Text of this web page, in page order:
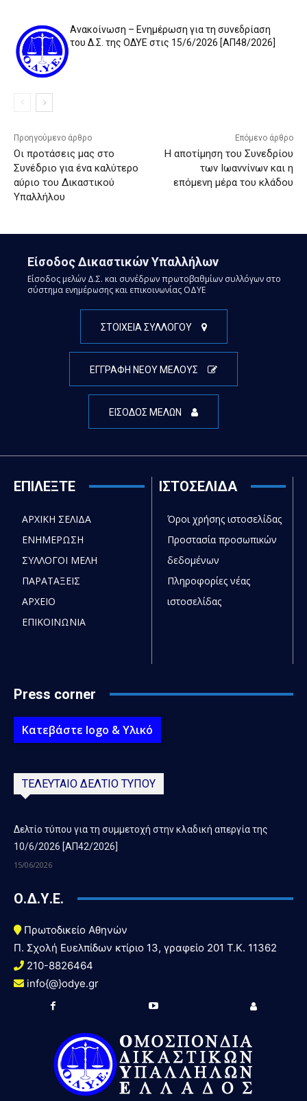
Ανακοίνωση – Ενημέρωση για τη συνεδρίαση
του Δ.Σ. της ΟΔΥΕ στις 15/6/2026 [ΑΠ48/2026]
Προηγούμενο άρθρο
Οι προτάσεις μας στο
Συνέδριο για ένα καλύτερο
αύριο του Δικαστικού
Υπαλλήλου
Επόμενο άρθρο
Η αποτίμηση του Συνεδρίου
των Ιωαννίνων και η
επόμενη μέρα του κλάδου
Είσοδος Δικαστικών Υπαλλήλων
Είσοδος μελών Δ.Σ. και συνέδρων πρωτοβαθμίων συλλόγων στο
σύστημα ενημέρωσης και επικοινωνίας ΟΔΥΕ
ΣΤΟΙΧΕΙΑ ΣΥΛΛΟΓΟΥ
ΕΓΓΡΑΦΗ ΝΕΟΥ ΜΕΛΟΥΣ
ΕΙΣΟΔΟΣ ΜΕΛΩΝ
ΕΠΙΛΕΞΤΕ
ΑΡΧΙΚΗ ΣΕΛΙΔΑ
ΕΝΗΜΕΡΩΣΗ
ΣΥΛΛΟΓΟΙ ΜΕΛΗ
ΠΑΡΑΤΑΞΕΙΣ
ΑΡΧΕΙΟ
ΕΠΙΚΟΙΝΩΝΙΑ
ΙΣΤΟΣΕΛΙΔΑ
Όροι χρήσης ιστοσελίδας
Προστασία προσωπικών
δεδομένων
Πληροφορίες νέας
ιστοσελίδας
Press corner
Κατεβάστε logo & Υλικό
ΤΕΛΕΥΤΑΙΟ ΔΕΛΤΙΟ ΤΥΠΟΥ
Δελτίο τύπου για τη συμμετοχή στην κλαδική απεργία της
10/6/2026 [ΑΠ42/2026]
15/06/2026
Ο.Δ.Υ.Ε.
Πρωτοδικείο Αθηνών
Π. Σχολή Ευελπίδων κτίριο 13, γραφείο 201 T.K. 11362
210-8826464
info{@}odye.gr